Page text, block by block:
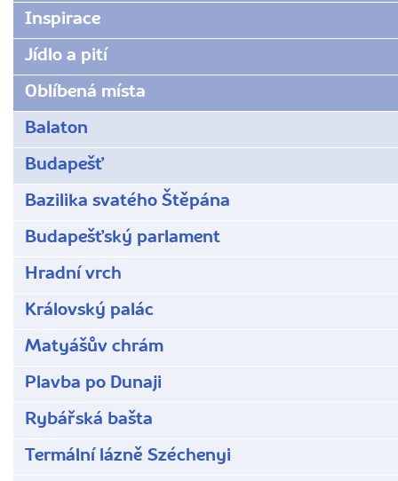
dunaji/
Inspirace
Jídlo a pití
Oblíbená místa
Balaton
Budapešť
Bazilika svatého Štěpána
Budapešťský parlament
Hradní vrch
Královský palác
Matyášův chrám
Plavba po Dunaji
Rybářská bašta
Termální lázně Széchenyi